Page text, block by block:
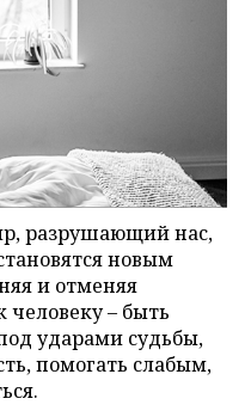
разрушающий нас,
новым
и отменяя
человеку – быть
ударами судьбы,
помогать слабым,